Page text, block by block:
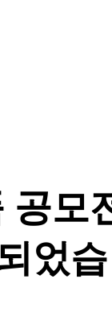
공모
었